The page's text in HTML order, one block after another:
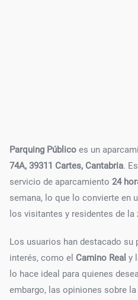
Parquing Público es un
74A, 39311 Cartes, Cantabria.
servicio de aparcamiento 24
semana, lo que lo convierte en
los visitantes y residentes de la
Los usuarios han destacado su
interés, como el Camino Real y
lo hace ideal para quienes
embargo, las opiniones sobre